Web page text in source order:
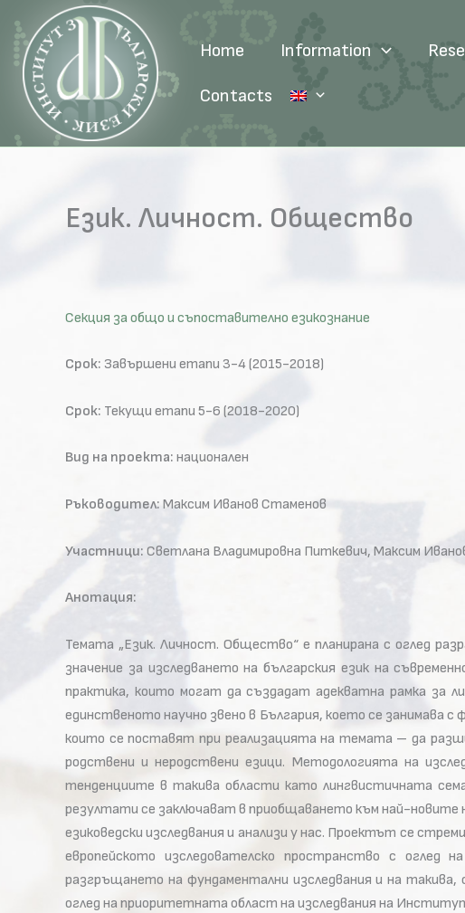
content
Home Information
Contacts
Език. Личност. Общество
Секция за общо и съпоставително езикознание
Срок: Завършени етапи 3-4 (2015-2018)
Срок: Текущи етапи 5-6 (2018-2020)
Вид на проекта: национален
Ръководител: Максим Иванов Стаменов
Участници: Светлана Владимировна Питкевич, Максим
Анотация:
Темата „Език. Личност. Общество“ е планирана с оглед
значение за изследването на българския език на
практика, които могат да създадат адекватна рамка за
единственото научно звено в България, което се занимава
които се поставят при реализацията на темата – да
родствени и неродствени езици. Методологията на
тенденциите в такива области като лингвистичната
резултати се заключават в приобщаването към най-новите
езиковедски изследвания и анализи у нас. Проектът се
европейското изследователско пространство с оглед
разгръщането на фундаментални изследвания и на такива,
оглед на приоритетната област на изследвания на